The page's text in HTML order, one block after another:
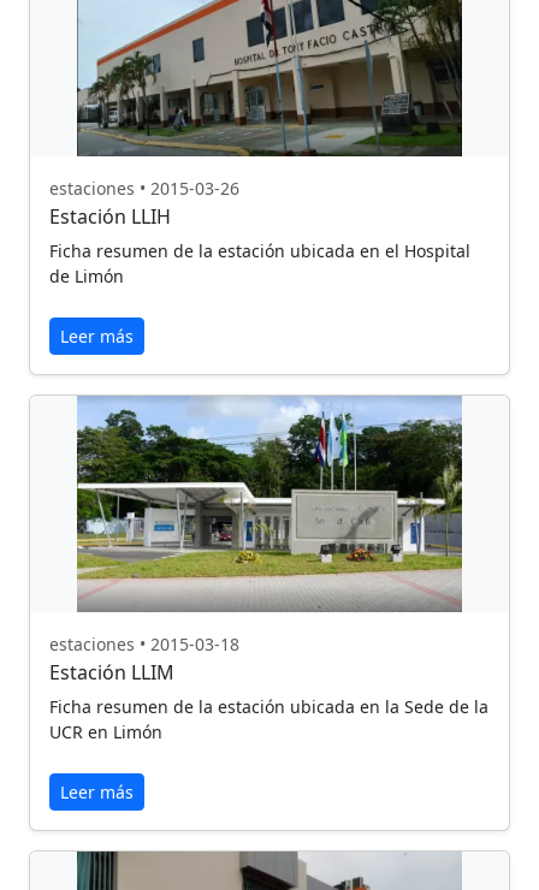
estaciones • 2015-03-26
Estación LLIH
Ficha resumen de la estación ubicada en el Hospital
de Limón
Leer más
estaciones • 2015-03-18
Estación LLIM
Ficha resumen de la estación ubicada en la Sede de la
UCR en Limón
Leer más